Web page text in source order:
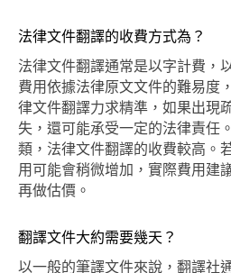
法律文件翻譯的收費方式為？
法律文件翻譯通常是以字計費，
費用依據法律原文文件的難易度
律文件翻譯力求精準，如果出現
失，還可能承受一定的法律責任
類，法律文件翻譯的收費較高。
用可能會稍微增加，實際費用建
再做估價。
翻譯文件大約需要幾天？
以一般的筆譯文件來說，翻譯社